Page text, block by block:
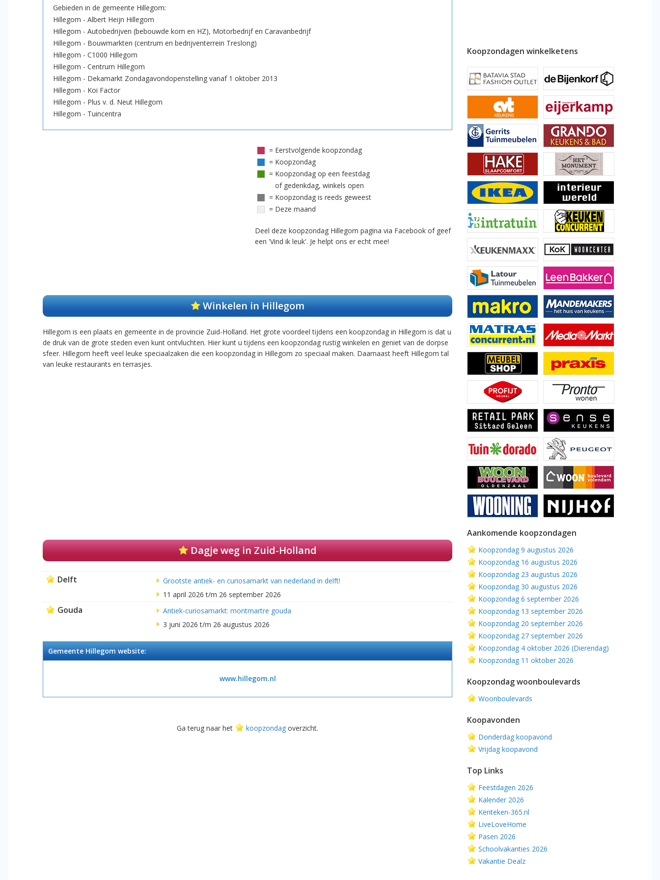
Gebieden in de gemeente Hillegom:
Hillegom - Albert Heijn Hillegom
Hillegom - Autobedrijven (bebouwde kom en HZ), Motorbedrijf en Caravanbedrijf
Hillegom - Bouwmarkten (centrum en bedrijventerrein Treslong)
Hillegom - C1000 Hillegom
Hillegom - Centrum Hillegom
Hillegom - Dekamarkt Zondagavondopenstelling vanaf 1 oktober 2013
Hillegom - Koi Factor
Hillegom - Plus v. d. Neut Hillegom
Hillegom - Tuincentra
= Eerstvolgende koopzondag
= Koopzondag
= Koopzondag op een feestdag
of gedenkdag, winkels open
= Koopzondag is reeds geweest
= Deze maand
Deel deze koopzondag Hillegom pagina via Facebook of geef
een 'Vind ik leuk'. Je helpt ons er echt mee!
Winkelen in Hillegom
Hillegom is een plaats en gemeente in de provincie Zuid-Holland. Het grote voordeel tijdens een koopzondag in Hillegom is dat u
de druk van de grote steden even kunt ontvluchten. Hier kunt u tijdens een koopzondag rustig winkelen en geniet van de dorpse
sfeer. Hillegom heeft veel leuke speciaalzaken die een koopzondag in Hillegom zo speciaal maken. Daarnaast heeft Hillegom tal
van leuke restaurants en terrasjes.
Dagje weg in Zuid-Holland
Delft
Grootste antiek- en curiosamarkt van nederland in delft!
11 april 2026 t/m 26 september 2026
Gouda
Antiek-curiosamarkt: montmartre gouda
3 juni 2026 t/m 26 augustus 2026
Gemeente Hillegom website:
www.hillegom.nl
Ga terug naar het koopzondag overzicht.
Koopzondagen winkelketens
Aankomende koopzondagen
Koopzondag 9 augustus 2026
Koopzondag 16 augustus 2026
Koopzondag 23 augustus 2026
Koopzondag 30 augustus 2026
Koopzondag 6 september 2026
Koopzondag 13 september 2026
Koopzondag 20 september 2026
Koopzondag 27 september 2026
Koopzondag 4 oktober 2026 (Dierendag)
Koopzondag 11 oktober 2026
Koopzondag woonboulevards
Woonboulevards
Koopavonden
Donderdag koopavond
Vrijdag koopavond
Top Links
Feestdagen 2026
Kalender 2026
Kenteken-365.nl
LiveLoveHome
Pasen 2026
Schoolvakanties 2026
Vakantie Dealz